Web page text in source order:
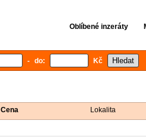
Oblíbené inzeráty
- do: Kč
Cena Lokalita